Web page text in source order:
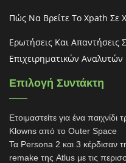
Πώς Να Βρείτε Το Xpath Σε
Ερωτήσεις Και Απαντήσεις
Επιχειρηματικών Αναλυτών
Επιλογή Συντάκτη
Ετοιμαστείτε για ένα
Klowns από το Outer Space
Τα Persona 2 και 3 κέρδισαν
remake της Atlus με τις